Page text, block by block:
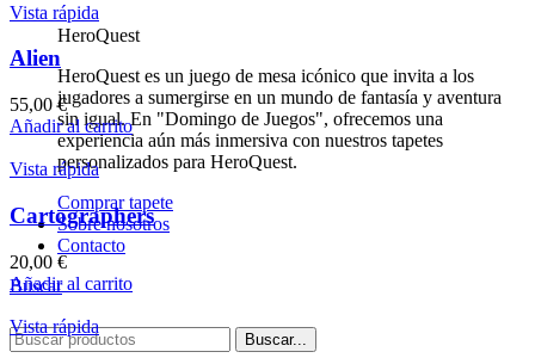
HeroQuest
HeroQuest es un juego de mesa icónico que invita a los
jugadores a sumergirse en un mundo de fantasía y aventura
sin igual. En "Domingo de Juegos", ofrecemos una
experiencia aún más inmersiva con nuestros tapetes
personalizados para HeroQuest.
Comprar tapete
Sobre nosotros
Contacto
Buscar
Buscar...
Vista rápida
Alien
55,00€
Añadir al carrito
Vista rápida
Cartographers
20,00 €
Añadir al carrito
Vista rápida